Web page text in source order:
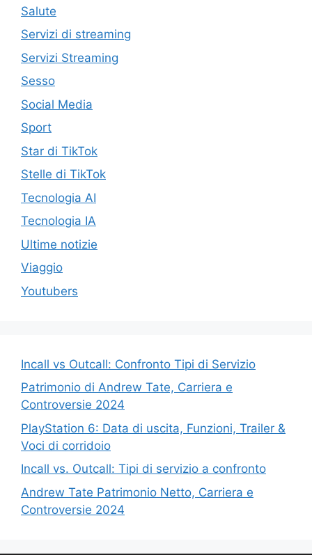
Salute
Servizi di streaming
Servizi Streaming
Sesso
Social Media
Sport
Star di TikTok
Stelle di TikTok
Tecnologia AI
Tecnologia IA
Ultime notizie
Viaggio
Youtubers
Incall vs Outcall: Confronto Tipi di Servizio
Patrimonio di Andrew Tate, Carriera e
Controversie 2024
PlayStation 6: Data di uscita, Funzioni, Trailer &
Voci di corridoio
Incall vs. Outcall: Tipi di servizio a confronto
Andrew Tate Patrimonio Netto, Carriera e
Controversie 2024